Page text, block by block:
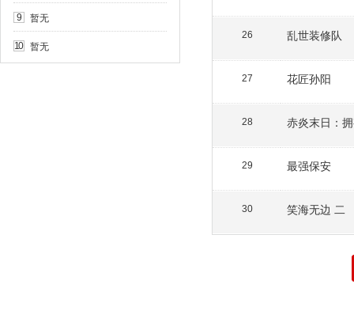
9 暂无
10 暂无
26 乱世装修队
27 花匠孙阳
28
29 最强保安
30 笑海无边 二